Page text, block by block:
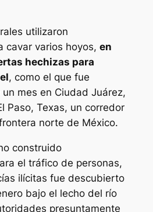
utilizaron
cavar varios hoyos, en
hechizas para
, como el que fue
mes en Ciudad Juárez,
Paso, Texas, un corredor
norte de México.
construido
el tráfico de personas,
ilícitas fue descubierto
bajo el lecho del río
presuntamente